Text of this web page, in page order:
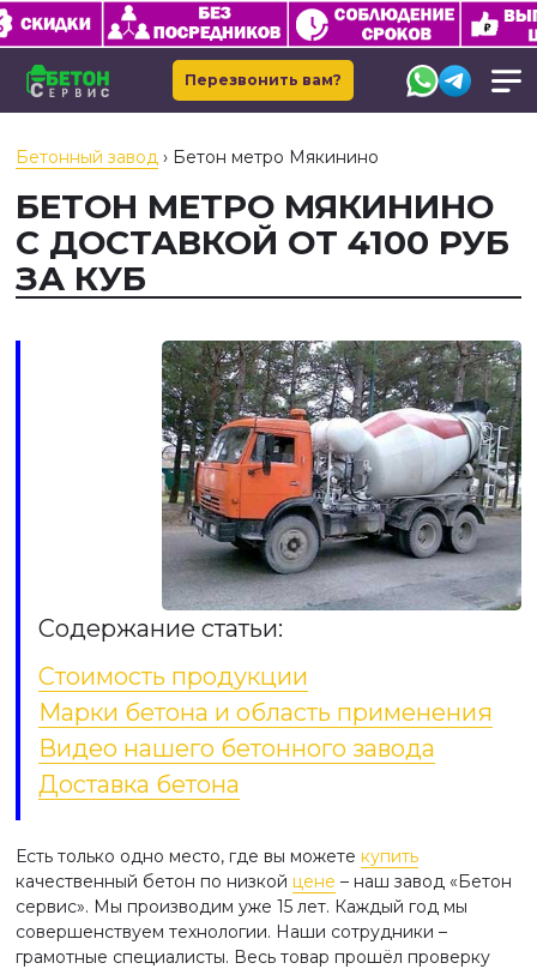
Перезвонить вам?
Бетонный завод › Бетон метро Мякинино
БЕТОН МЕТРО МЯКИНИНО
С ДОСТАВКОЙ ОТ 4100 РУБ
ЗА КУБ
Содержание статьи:
Стоимость продукции
Марки бетона и область применения
Видео нашего бетонного завода
Доставка бетона
Есть только одно место, где вы можете купить
качественный бетон по низкой цене – наш завод «Бетон
сервис». Мы производим уже 15 лет. Каждый год мы
совершенствуем технологии. Наши сотрудники –
грамотные специалисты. Весь товар прошёл проверку